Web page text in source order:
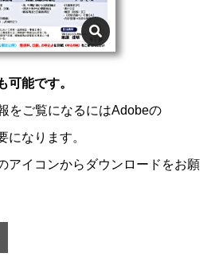
可能です。
をご覧になるにはAdobeの
になります。
アイコンからダウンロードをお願